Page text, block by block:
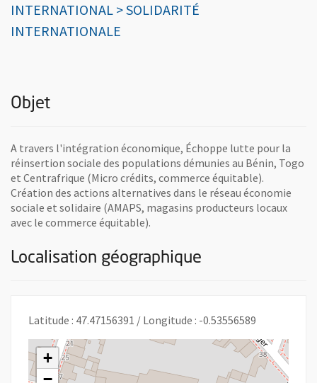
INTERNATIONAL > SOLIDARITÉ
INTERNATIONALE
Objet
A travers l'intégration économique, Échoppe lutte pour la
réinsertion sociale des populations démunies au Bénin, Togo
et Centrafrique (Micro crédits, commerce équitable).
Création des actions alternatives dans le réseau économie
sociale et solidaire (AMAPS, magasins producteurs locaux
avec le commerce équitable).
Localisation géographique
Latitude : 47.47156391 / Longitude : -0.53556589
+
−